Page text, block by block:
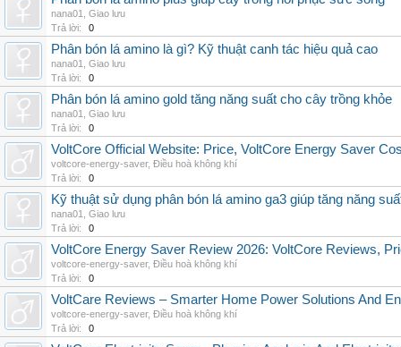
nana01
Giao lưu
Trả lời:
0
Phân bón lá amino là gì? Kỹ thuật canh tác hiệu quả cao
nana01
Giao lưu
Trả lời:
0
Phân bón lá amino gold tăng năng suất cho cây trồng khỏe
nana01
Giao lưu
Trả lời:
0
VoltCore Official Website: Price, VoltCore Energy Saver
voltcore-energy-saver, Điều hoà không khí
Trả lời:
0
Kỹ thuật sử dụng phân bón lá amino ga3 giúp tăng năng
nana01
Giao lưu
Trả lời:
0
VoltCore Energy Saver Review 2026: VoltCore Reviews,
voltcore-energy-saver, Điều hoà không khí
Trả lời:
0
VoltCare Reviews – Smarter Home Power Solutions And
voltcore-energy-saver, Điều hoà không khí
Trả lời:
0